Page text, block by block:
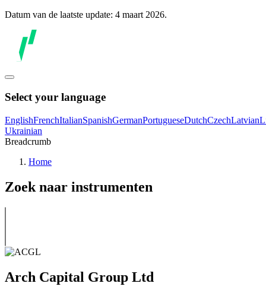
Datum van de laatste update: 4 maart 2026.
Select your language
EnglishFrenchItalianSpanishGermanPortugueseDutchCzechLatvian
Ukrainian
Breadcrumb
Home
Zoek naar instrumenten
Arch Capital Group Ltd